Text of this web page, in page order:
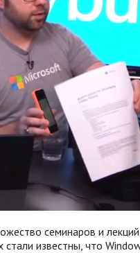
семинаров и
известны, что